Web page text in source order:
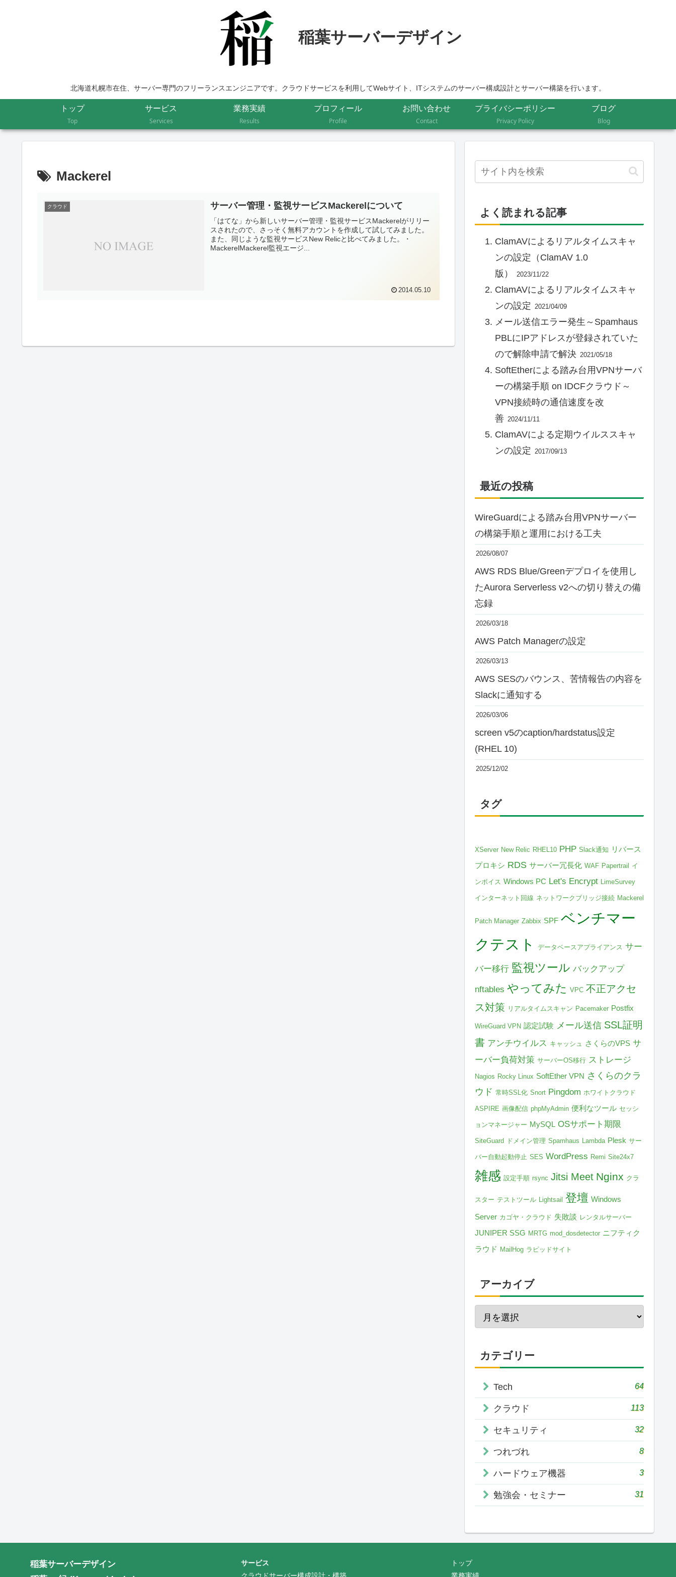
北海道札幌市在住、サーバー専門のフリーランスエンジニアです。クラウドサービスを利用してWebサイト、ITシステムのサーバー構成設計とサーバー構築を行います。
トップ
Top
サービス
Services
業務実績
Results
プロフィール
Profile
お問い合わせ
Contact
プライバシーポリシー
Privacy Policy
ブログ
Blog
Mackerel
クラウド サーバー管理・監視サービスMackerelについて
「はてな」から新しいサーバー管理・監視サービスMackerelがリリー
スされたので、さっそく無料アカウントを作成して試してみました。
また、同じような監視サービスNew Relicと比べてみました。・
MackerelMackerel監視エージ...
2014.05.10
よく読まれる記事
ClamAVによるリアルタイムスキャ
ンの設定（ClamAV 1.0
版）
2023/11/22
ClamAVによるリアルタイムスキャ
ンの設定
2021/04/09
メール送信エラー発生～Spamhaus
PBLにIPアドレスが登録されていた
ので解除申請で解決 2021/05/18
SoftEtherによる踏み台用VPNサーバ
ーの構築手順 on IDCFクラウド～
VPN接続時の通信速度を改
善 2024/11/11
ClamAVによる定期ウイルススキャ
ンの設定
2017/09/13
最近の投稿
WireGuardによる踏み台用VPNサーバー
の構築手順と運用における工夫
2026/08/07
AWS RDS Blue/Greenデプロイを使用し
たAurora Serverless v2への切り替えの備
忘録
2026/03/18
AWS Patch Managerの設定
2026/03/13
AWS SESのバウンス、苦情報告の内容を
Slackに通知する
2026/03/06
screen v5のcaption/hardstatus設定
(RHEL 10)
2025/12/02
タグ
XServer New Relic RHEL10 PHP Slack通知 リバース
プロキシ RDS サーバー冗長化 WAF Papertrail イ
ンボイス Windows PC Let's Encrypt LimeSurvey
インターネット回線 ネットワークブリッジ接続 Mackerel
Patch Manager Zabbix SPF ベンチマー
クテスト
データベースアプライアンス サー
バー移行 監視ツール バックアップ
nftables やってみた VPC 不正アクセ
ス対策 リアルタイムスキャン Pacemaker Postfix
WireGuard VPN 認定試験 メール送信 SSL証明
書 アンチウイルス キャッシュ さくらのVPS サ
ーバー負荷対策 サーバーOS移行 ストレージ
Nagios Rocky Linux SoftEther VPN さくらのクラ
ウド 常時SSL化 Snort Pingdom ホワイトクラウド
ASPIRE 画像配信 phpMyAdmin 便利なツール セッシ
ョンマネージャー MySQL OSサポート期限
SiteGuard ドメイン管理 Spamhaus Lambda Plesk サー
バー自動起動停止 SES WordPress Remi Site24x7
雑感 設定手順 rsync Jitsi Meet Nginx クラ
スター テストツール Lightsail 登壇 Windows
Server カゴヤ・クラウド 失敗談 レンタルサーバー
JUNIPER SSG MRTG mod_dosdetector ニフティク
ラウド MailHog ラピッドサイト
アーカイブ
カテゴリー
Tech 64
クラウド 113
セキュリティ 32
つれづれ 8
ハードウェア機器 3
勉強会・セミナー 31
稲葉サーバーデザイン
サービス
クラウドサーバー構成設計・構築
トップ
業務実績